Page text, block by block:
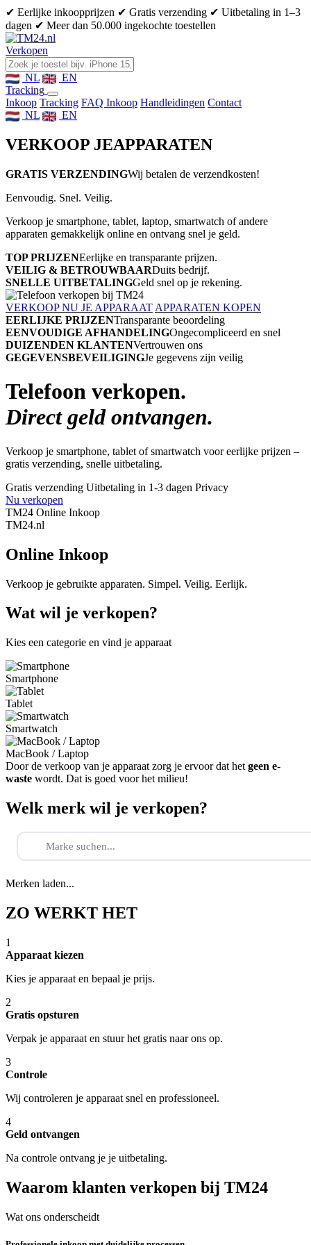
✔ Eerlijke inkoopprijzen ✔ Gratis verzending ✔ Uitbetaling in 1–3
dagen ✔ Meer dan 50.000 ingekochte toestellen
Verkopen
NL
EN
Tracking
Inkoop Tracking FAQ Inkoop Handleidingen Contact
NL
EN
VERKOOP JEAPPARATEN
GRATIS VERZENDINGWij betalen de verzendkosten!
Eenvoudig. Snel. Veilig.
Verkoop je smartphone, tablet, laptop, smartwatch of andere
apparaten gemakkelijk online en ontvang snel je geld.
TOP PRIJZENEerlijke en transparante prijzen.
VEILIG & BETROUWBAARDuits bedrijf.
SNELLE UITBETALINGGeld snel op je rekening.
VERKOOP NU JE APPARAAT APPARATEN KOPEN
EERLIJKE PRIJZENTransparante beoordeling
EENVOUDIGE AFHANDELINGOngecompliceerd en snel
DUIZENDEN KLANTENVertrouwen ons
GEGEVENSBEVEILIGINGJe gegevens zijn veilig
Telefoon verkopen.
Direct geld ontvangen.
Verkoop je smartphone, tablet of smartwatch voor eerlijke prijzen –
gratis verzending, snelle uitbetaling.
Gratis verzending Uitbetaling in 1-3 dagen Privacy
Nu verkopen
TM24 Online Inkoop
TM24.nl
Online Inkoop
Verkoop je gebruikte apparaten. Simpel. Veilig. Eerlijk.
Wat wil je verkopen?
Kies een categorie en vind je apparaat
Smartphone
Tablet
Smartwatch
MacBook / Laptop
Door de verkoop van je apparaat zorg je ervoor dat het geen e-
waste wordt. Dat is goed voor het milieu!
Welk merk wil je verkopen?
Merken laden...
ZO WERKT HET
1
Apparaat kiezen
Kies je apparaat en bepaal je prijs.
2
Gratis opsturen
Verpak je apparaat en stuur het gratis naar ons op.
3
Controle
Wij controleren je apparaat snel en professioneel.
4
Geld ontvangen
Na controle ontvang je je uitbetaling.
Waarom klanten verkopen bij TM24
Wat ons onderscheidt